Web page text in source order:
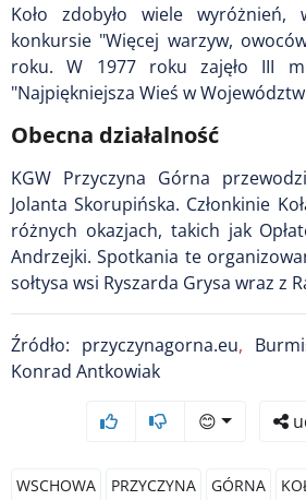
Koło zdobyło wiele
konkursie "Więcej warzyw,
roku. W 1977 roku zajęło III
"Najpiękniejsza Wieś w
Obecna działalność
KGW Przyczyna Górna
Jolanta Skorupińska. Członkinie
różnych okazjach, takich jak
Andrzejki. Spotkania te
sołtysa wsi Ryszarda Grysa wraz z
Źródło: przyczynagorna.eu,
Konrad Antkowiak
😊
WSCHOWA PRZYCZYNA GÓRNA